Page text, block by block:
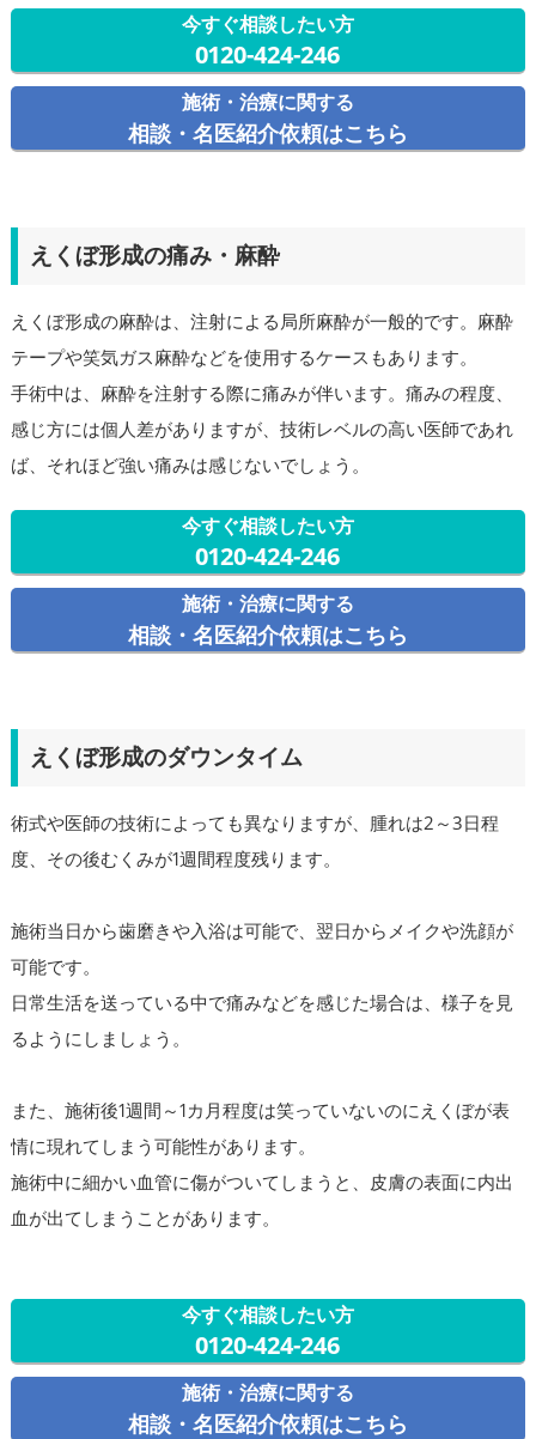
今すぐ相談したい方
0120-424-246
施術・治療に関する
相談・名医紹介依頼はこちら
えくぼ形成の痛み・麻酔
えくぼ形成の麻酔は、注射による局所麻酔が一般的です。麻酔
テープや笑気ガス麻酔などを使用するケースもあります。
手術中は、麻酔を注射する際に痛みが伴います。痛みの程度、
感じ方には個人差がありますが、技術レベルの高い医師であれ
ば、それほど強い痛みは感じないでしょう。
今すぐ相談したい方
0120-424-246
施術・治療に関する
相談・名医紹介依頼はこちら
えくぼ形成のダウンタイム
術式や医師の技術によっても異なりますが、腫れは2～3日程
度、その後むくみが1週間程度残ります。
施術当日から歯磨きや入浴は可能で、翌日からメイクや洗顔が
可能です。
日常生活を送っている中で痛みなどを感じた場合は、様子を見
るようにしましょう。
また、施術後1週間～1カ月程度は笑っていないのにえくぼが表
情に現れてしまう可能性があります。
施術中に細かい血管に傷がついてしまうと、皮膚の表面に内出
血が出てしまうことがあります。
今すぐ相談したい方
0120-424-246
施術・治療に関する
相談・名医紹介依頼はこちら